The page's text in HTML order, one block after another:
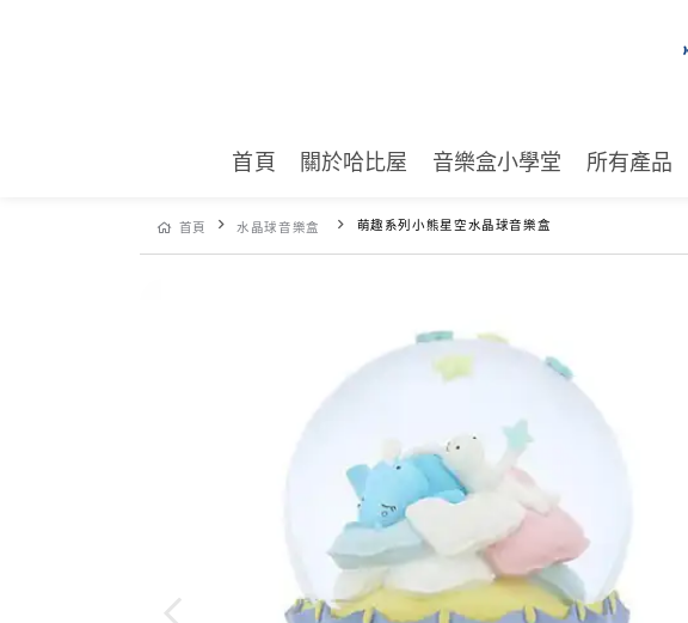
首頁 關於哈比屋 音樂盒小學堂 所有產品
首頁 水晶球音樂盒 萌趣系列小熊星空水晶球音樂盒